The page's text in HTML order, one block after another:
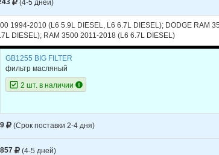
CHEROKEE
CHEROKEE 2016 V6 3.2L
CHEROKEE
CHEROKEE
CHEROKEE
CHEROKEE
(4-5 дней)
1994-2010 (L6 5.9L DIESEL, L6 6.7L DIESEL); DODGE RAM
DIESEL); RAM 3500 2011-2018 (L6 6.7L DIESEL)
GB1255 BIG FILTER
фильтр масляный
2 шт. в наличии
(Срок поставки 2-4 дня)
857 (4-5 дней)